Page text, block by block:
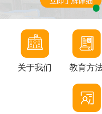
关于我们 教育方